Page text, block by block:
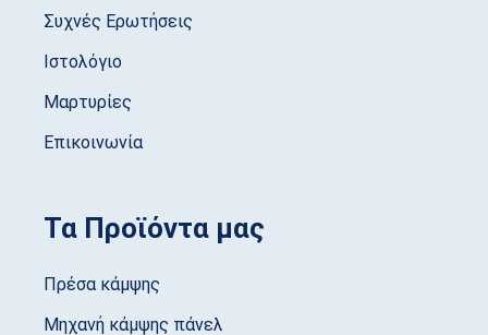
Συχνές Ερωτήσεις
Ιστολόγιο
Μαρτυρίες
Επικοινωνία
Τα Προϊόντα μας
Πρέσα κάμψης
Μηχανή κάμψης πάνελ